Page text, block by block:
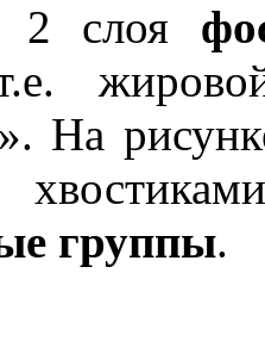
2 слоя
На
группы.